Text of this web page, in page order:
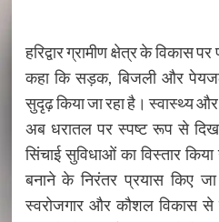
हरिद्वार ग्रामीण क्षेत्र के विकास
कहा कि सड़क, बिजली और
सुदृढ़ किया जा रहा है। स्वास्थ्य और
अब धरातल पर स्पष्ट रूप से
सिंचाई सुविधाओं का विस्तार
बनाने के निरंतर प्रयास किए
स्वरोजगार और कौशल विकास से